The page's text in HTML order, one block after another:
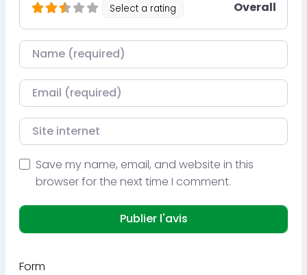
Select a rating Overall
Nom
Courriel
Site internet
Save my name, email, and website in this
browser for the next time I comment.
Form